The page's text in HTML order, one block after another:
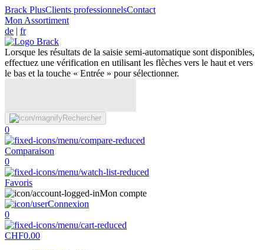
Brack PlusClients professionnelsContact
Mon Assortiment
de | fr
Lorsque les résultats de la saisie semi-automatique sont disponibles,
effectuez une vérification en utilisant les flèches vers le haut et vers
le bas et la touche « Entrée » pour sélectionner.
Rechercher
0
Comparaison
0
Favoris
Mon compte
Connexion
0
CHF0.00